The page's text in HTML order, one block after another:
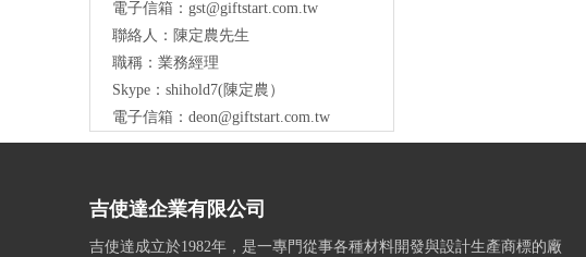
電子信箱： gst@giftstart.com.tw
聯絡人：陳定農先生
職稱：業務經理
Skype：shihold7(陳定農）
電子信箱： deon@giftstart.com.tw
吉使達企業有限公司
吉使達成立於1982年，是一專門從事各種材料開發與設計生產商標的廠